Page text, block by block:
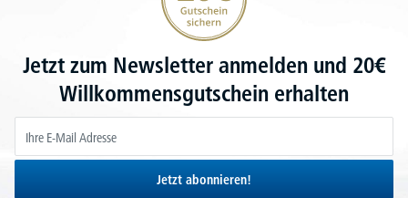
Jetzt zum Newsletter anmelden und 20€
Willkommensgutschein erhalten
Jetzt abonnieren!